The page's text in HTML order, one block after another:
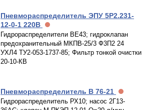
Пневмораспределитель ЭПУ 5Р2.231-
12-0-1 220В
Гидрораспределители ВЕ43; гидроклапан
предохранительный МКПВ-25/3 Ф3П2 24
УХЛ4 ТУ2-053-1737-85; Фильтр тонкой очистки
20-10-КВ
Пневмораспределитель В 76-21
Гидрораспределитель РХ10; насос 2Г13-